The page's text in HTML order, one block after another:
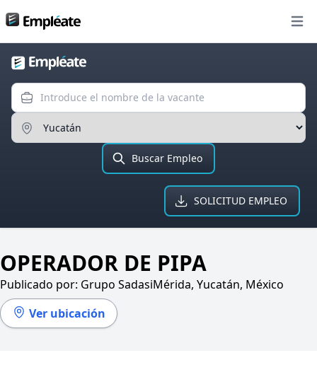
Bolsa de trabajo
Introduce el nombre de la
Ingresa el Estado
Buscar Empleo
SOLICITUD EMPLEO
OPERADOR DE PIPA
Publicado por: Grupo SadasiMérida, Yucatán, México
Ver ubicación